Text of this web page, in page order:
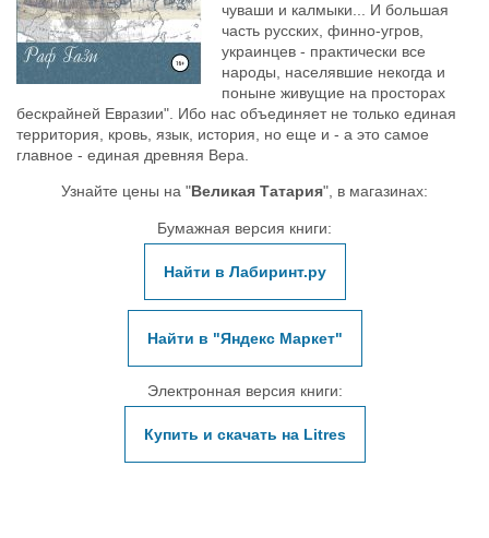
чуваши и калмыки... И большая
часть русских, финно-угров,
украинцев - практически все
народы, населявшие некогда и
поныне живущие на просторах
бескрайней Евразии". Ибо нас объединяет не только единая
территория, кровь, язык, история, но еще и - а это самое
главное - единая древняя Вера.
Узнайте цены на "Великая Татария", в магазинах:
Бумажная версия книги:
Найти в Лабиринт.ру
Найти в "Яндекс Маркет"
Электронная версия книги:
Купить и скачать на Litres